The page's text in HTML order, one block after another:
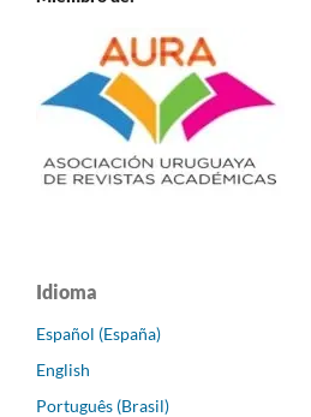
Idioma
Español (España)
English
Português (Brasil)